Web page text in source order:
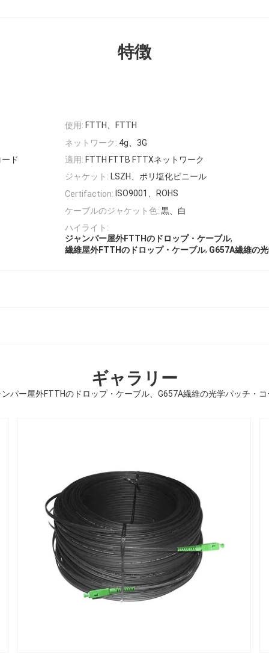
特徴
使用: FTTH、FTTH
ネットワーク: 4g、3G
ド
適用: FTTH FTTB FTTXネットワーク
ジャケット: LSZH、ポリ塩化ビニール
Certifaction: ISO9001、ROHS
ケーブルのジャケット色: 黒、白
ハイライト:
ジャンパー屋外FTTHのドロップ・ケーブル,
繊維屋外FTTHのドロップ・ケーブル, G657A繊維の
ギャラリー
ンパー屋外FTTHのドロップ・ケーブル、G657A繊維の光学パッチ・コ